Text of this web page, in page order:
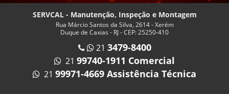
MANUTENÇÃO CALDEIRA A GÁS
MANUTENÇÃO CALDEIRA A LENHA
MANUTENÇÃO CALDEIRA RJ
MANUTENÇÃO CALDEIRAS E AQUECEDORES
MANUTENÇÃO DE CALDEIRAS A VAPOR
SERVCAL - Manutenção, Inspeção e Montagem
Rua Márcio Santos da Silva, 2614 - Xerém
Duque de Caxias - RJ - CEP: 25250-410
21 3479-8400
21 99740-1911 Comercial
21 99971-4669 Assistência Técnica